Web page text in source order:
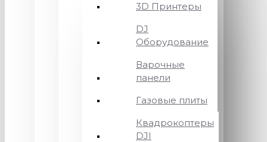
3D Принтеры
DJ
Оборудование
Варочные
панели
Газовые плиты
Квадрокоптеры
DJI